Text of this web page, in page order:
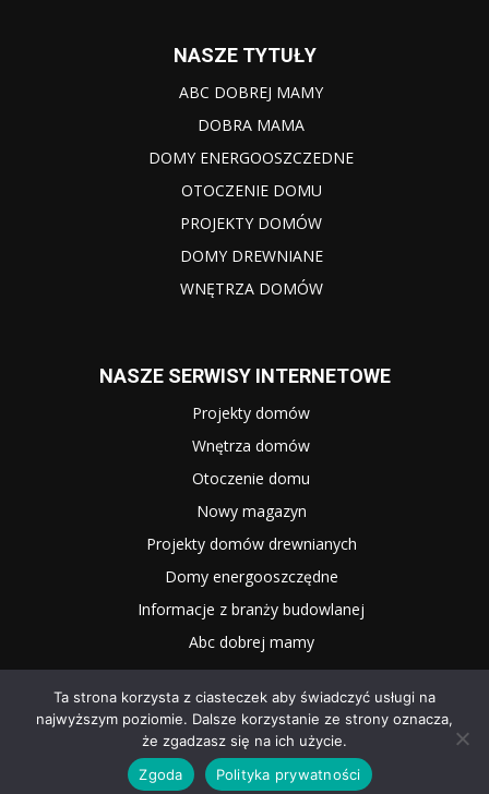
NASZE TYTUŁY
ABC DOBREJ MAMY
DOBRA MAMA
DOMY ENERGOOSZCZEDNE
OTOCZENIE DOMU
PROJEKTY DOMÓW
DOMY DREWNIANE
WNĘTRZA DOMÓW
NASZE SERWISY INTERNETOWE
Projekty domów
Wnętrza domów
Otoczenie domu
Nowy magazyn
Projekty domów drewnianych
Domy energooszczędne
Informacje z branży budowlanej
Abc dobrej mamy
2025 WNĘTRZE I OGRÓD
Ta strona korzysta z ciasteczek aby świadczyć usługi na
najwyższym poziomie. Dalsze korzystanie ze strony oznacza,
że zgadzasz się na ich użycie.
Zgoda
Polityka prywatności